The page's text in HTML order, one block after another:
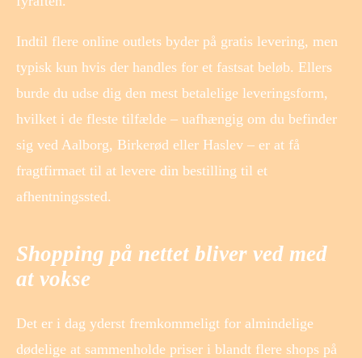
Indtil flere online outlets byder på gratis levering, men
typisk kun hvis der handles for et fastsat beløb. Ellers
burde du udse dig den mest betalelige leveringsform,
hvilket i de fleste tilfælde – uafhængig om du befinder
sig ved Aalborg, Birkerød eller Haslev – er at få
fragtfirmaet til at levere din bestilling til et
afhentningssted.
Shopping på nettet bliver ved med
at vokse
Det er i dag yderst fremkommeligt for almindelige
dødelige at sammenholde priser i blandt flere shops på